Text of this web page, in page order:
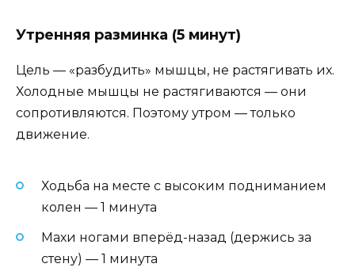
Утренняя разминка (5 минут)
Цель — «разбудить» мышцы, не растягивать их.
Холодные мышцы не растягиваются — они
сопротивляются. Поэтому утром — только
движение.
Ходьба на месте с высоким подниманием
колен — 1 минута
Махи ногами вперёд-назад (держись за
стену) — 1 минута